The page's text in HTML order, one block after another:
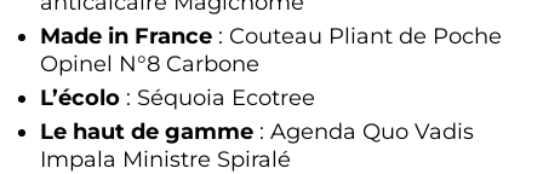
Made in France : Couteau Pliant de Poche
Opinel N°8 Carbone
L’écolo : Séquoia Ecotree
Le haut de gamme : Agenda Quo Vadis
Impala Ministre Spiralé